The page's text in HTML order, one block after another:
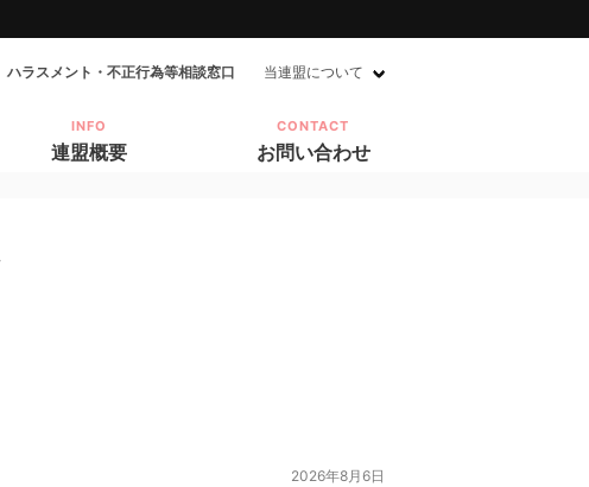
ハラスメント・不正行為等相談窓口 当連盟について
INFO
連盟概要
CONTACT
お問い合わせ
2026年8月6日